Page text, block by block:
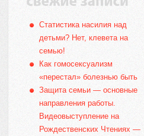
Статистика насилия над
детьми? Нет, клевета на
семью!
Как гомосексуализм
«перестал» болезнью быть
Защита семьи — основные
направления работы.
Видеовыступление на
Рождественских Чтениях —